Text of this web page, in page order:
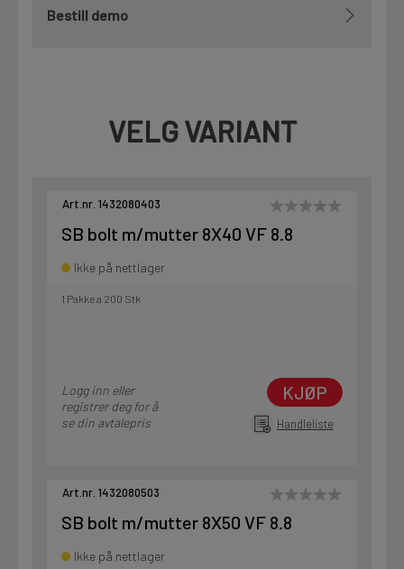
Bestill demo
VELG VARIANT
Art.nr. 1432080403
SB bolt m/mutter 8X40 VF 8.8
Ikke på nettlager
1 Pakke a 200 Stk
Logg inn eller
registrer deg for å
se din avtalepris
KJØP
Handleliste
Art.nr. 1432080503
SB bolt m/mutter 8X50 VF 8.8
Ikke på nettlager